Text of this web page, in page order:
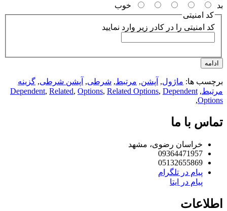
خوب
کد امنیتی
کد امنیتی را در کادر زیر وارد نمایید
ها: ماژول ,آپشن,مرتبط,شرطی,آپشن شرطی,گزینه
,
Dependent,Related,Options,Related Options,Dependent
,
با ما
خراسان رضوی، مشهد
09364471957
05132655869
پیام در تلگرام
پیام در ایتا